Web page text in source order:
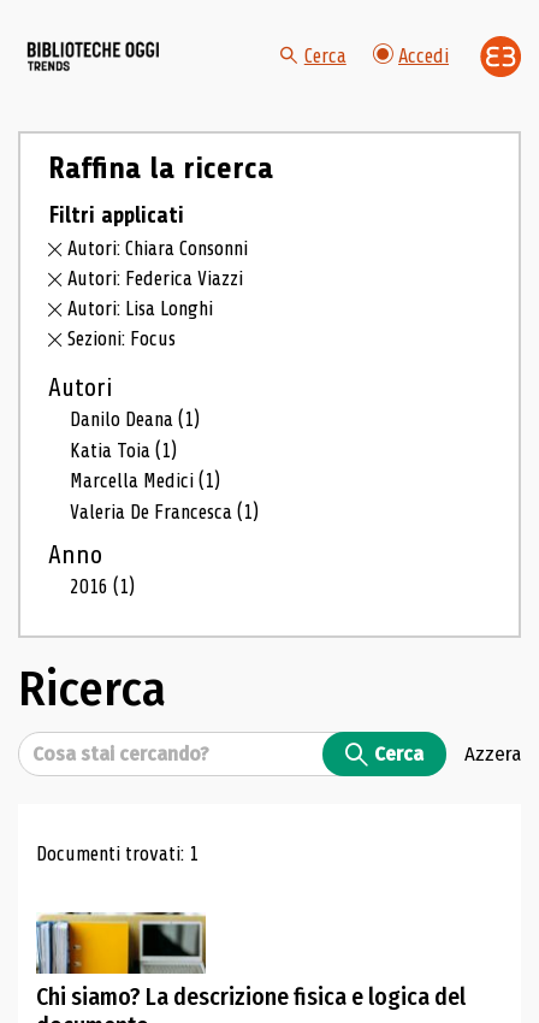
Cerca Accedi
Raffina la ricerca
Filtri applicati
Autori: Chiara Consonni
Autori: Federica Viazzi
Autori: Lisa Longhi
Sezioni: Focus
Autori
Danilo Deana(1)
Katia Toia(1)
Marcella Medici(1)
Valeria De Francesca(1)
Anno
2016(1)
Ricerca
Cerca Cerca Azzera
Risultati di ricerca
Documenti trovati: 1
Chi siamo? La descrizione fisica e logica del